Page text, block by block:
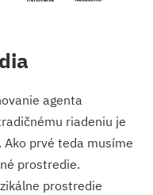
agenta
riadeniu je
prvé teda musíme
prostredie.
prostredie